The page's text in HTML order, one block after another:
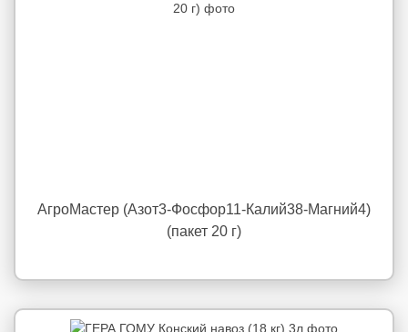
АгроМастер (Азот3-Фосфор11-Калий38-Магний4)
(пакет 20 г)